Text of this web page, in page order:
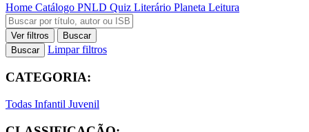
Home Catálogo PNLD Quiz Literário Planeta Leitura
Ver filtros
Buscar
Buscar
Limpar filtros
CATEGORIA:
Todas Infantil Juvenil